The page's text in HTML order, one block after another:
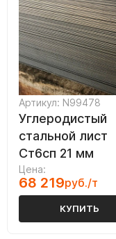
Артикул: N99478
Углеродистый
стальной лист
Ст6сп 21 мм
Цена:
68 219руб./т
КУПИТЬ